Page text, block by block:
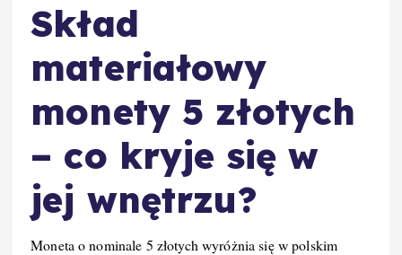
Skład
materiałowy
monety 5 złotych
– co kryje się w
jej wnętrzu?
Moneta o nominale 5 złotych wyróżnia się w polskim